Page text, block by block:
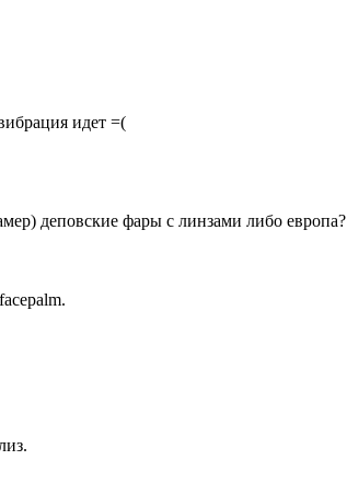
идет =(
деповские фары с линзами либо европа?